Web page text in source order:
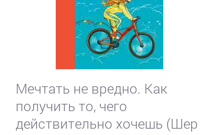
Мечтать не вредно. Как
получить то, чего
действительно хочешь (Шер